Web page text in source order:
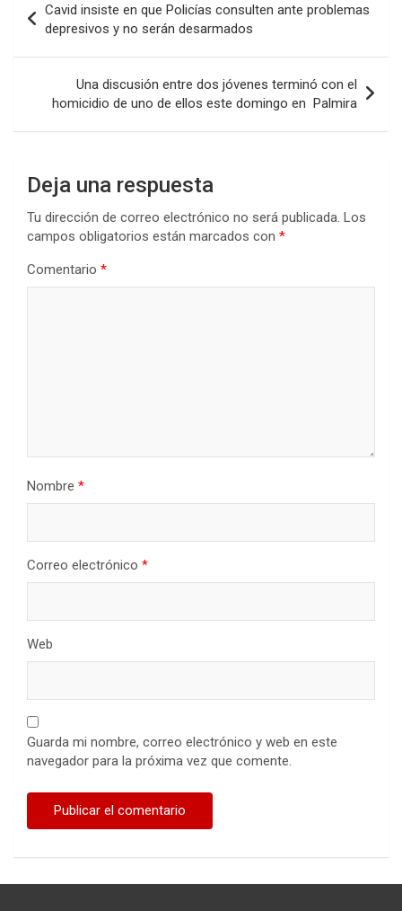
o
o
A
p
p
n
ar
tir
de
entradas
Cavid insiste en que Policías consulten ante problemas
depresivos y no serán desarmados
Una discusión entre dos jóvenes terminó con el
homicidio de uno de ellos este domingo en Palmira
Deja una respuesta
Tu dirección de correo electrónico no será publicada. Los
campos obligatorios están marcados con *
Comentario *
Nombre *
Correo electrónico *
Web
Guarda mi nombre, correo electrónico y web en este
navegador para la próxima vez que comente.